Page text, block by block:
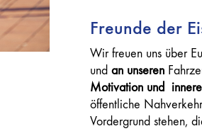
Freunde der
Wir freuen uns über
und an unseren
Motivation und
öffentliche
Vordergrund stehen,